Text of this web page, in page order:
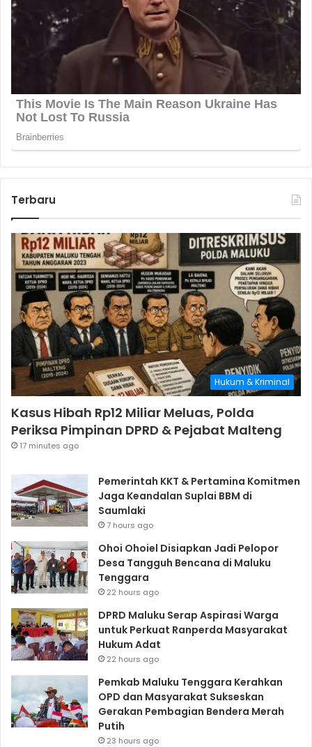
Terbaru
Hukum & Kriminal
Kasus Hibah Rp12 Miliar Meluas, Polda
Periksa Pimpinan DPRD & Pejabat Malteng
17 minutes ago
Pemerintah KKT & Pertamina Komitmen
Jaga Keandalan Suplai BBM di
Saumlaki
7 hours ago
Ohoi Ohoiel Disiapkan Jadi Pelopor
Desa Tangguh Bencana di Maluku
Tenggara
22 hours ago
DPRD Maluku Serap Aspirasi Warga
untuk Perkuat Ranperda Masyarakat
Hukum Adat
22 hours ago
Pemkab Maluku Tenggara Kerahkan
OPD dan Masyarakat Sukseskan
Gerakan Pembagian Bendera Merah
Putih
23 hours ago